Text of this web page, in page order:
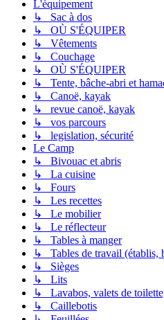
L'équipement
↳ Sac à dos
↳ OÙ S'ÉQUIPER
↳ Vêtements
↳ Couchage
↳ OÙ S'ÉQUIPER
↳ Tente, bâche-abri et
↳ Canoë, kayak
↳ revue canoë, kayak
↳ vos parcours
↳ legislation, sécurité
Le Camp
↳ Bivouac et abris
↳ La cuisine
↳ Fours
↳ Les recettes
↳ Le mobilier
↳ Le réflecteur
↳ Tables à manger
↳ Tables de travail (établis,
↳ Sièges
↳ Lits
↳ Lavabos, valets de
↳ Caillebotis